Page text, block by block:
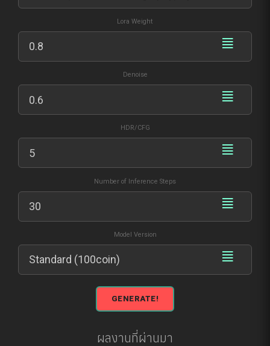
Lora Weight
Denoise
HDR/CFG
Number of Inference Steps
Model Version
GENERATE!
ผลงานที่ผ่านมา